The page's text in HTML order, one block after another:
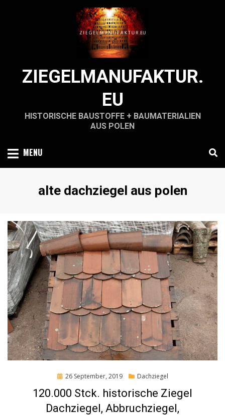
ZIEGELMANUFAKTUR.
EU
HISTORISCHE BAUSTOFFE + BAUMATERIALIEN
AUS POLEN
MENU
Schlagwort
:
alte dachziegel aus polen
Posted
26 September, 2019 Dachziegel
120.000 Stck. historische Ziegel
Dachziegel, Abbruchziegel,